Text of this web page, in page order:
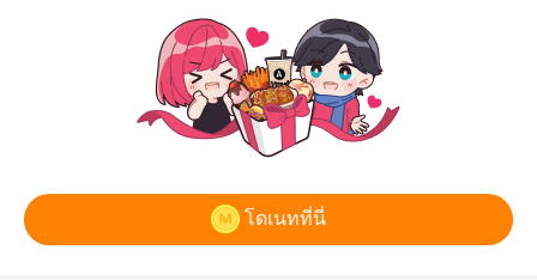
โดเนทที่นี่